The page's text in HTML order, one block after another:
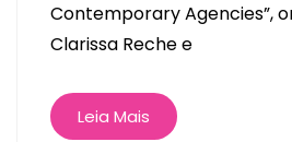
Contemporary Agencies”,
Clarissa Reche e
Leia Mais